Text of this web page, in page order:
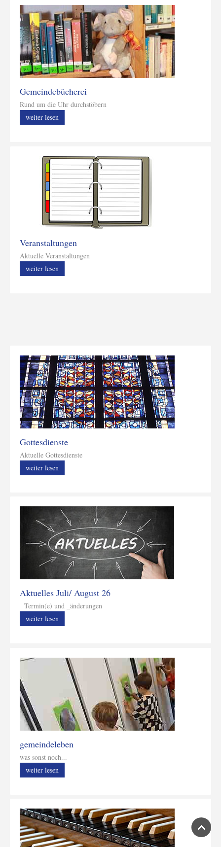
Gemeindebücherei
Rund um die Uhr durchstöbern
weiter lesen
Veranstaltungen
Aktuelle Veranstaltungen
weiter lesen
Gottesdienste
Aktuelle Gottesdienste
weiter lesen
Aktuelles Juli/ August 26
Termin(e) und _änderungen
weiter lesen
gemeindeleben
was sonst noch...
weiter lesen